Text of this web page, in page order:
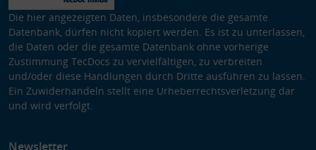
Die hier angezeigten Daten, insbesondere die gesamte
Datenbank, dürfen nicht kopiert werden. Es ist zu unterlassen,
die Daten oder die gesamte Datenbank ohne vorherige
Zustimmung TecDocs zu vervielfältigen, zu verbreiten
und/oder diese Handlungen durch Dritte ausführen zu lassen.
Ein Zuwiderhandeln stellt eine Urheberrechtsverletzung dar
und wird verfolgt.
Newsletter